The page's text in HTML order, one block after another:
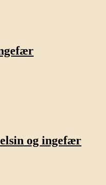
og ingefær